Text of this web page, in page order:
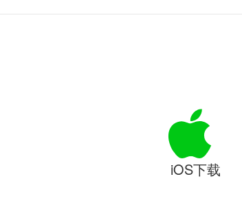
iOS下载